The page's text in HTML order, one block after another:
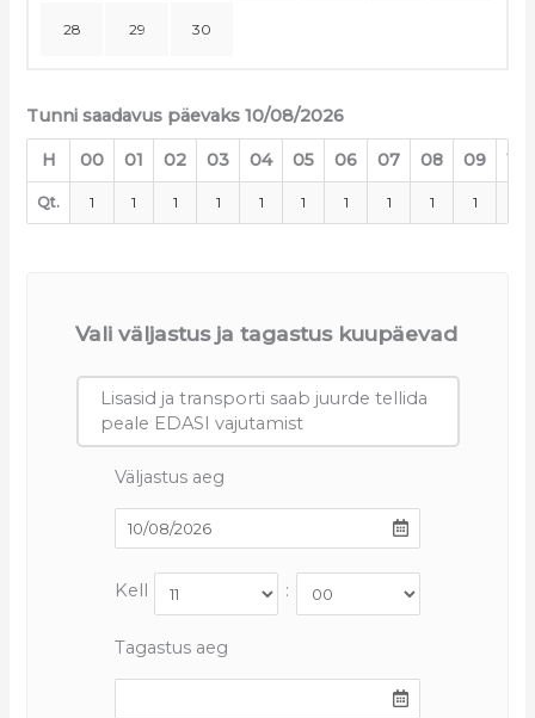
28 29 30
Tunni saadavus päevaks 10/08/2026
H 00 01 02 03 04 05 06 07 08 09 10
Qt. 1 1 1 1 1 1 1 1 1 1
Vali väljastus ja tagastus kuupäevad
Lisasid ja transporti saab juurde tellida
peale EDASI vajutamist
Väljastus aeg
Kell :
Tagastus aeg